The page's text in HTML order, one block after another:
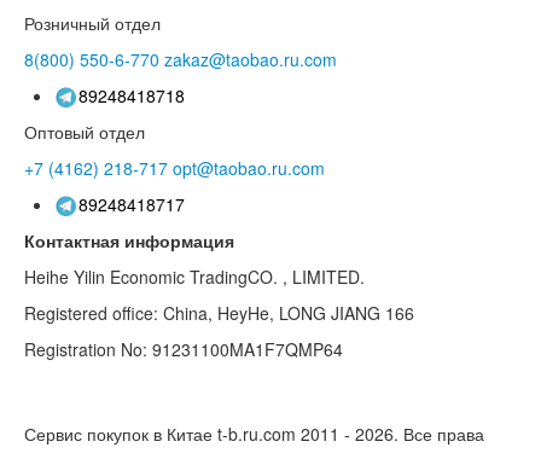
Розничный отдел
8(800) 550-6-770 zakaz@taobao.ru.com
89248418718
Оптовый отдел
+7 (4162) 218-717 opt@taobao.ru.com
89248418717
Контактная информация
Heihe Yilin Economic TradingCO. , LIMITED.
Registered office: China, HeyHe, LONG JIANG 166
Registration No: 91231100MA1F7QMP64
Сервис покупок в Китае t-b.ru.com 2011 - 2026. Все права